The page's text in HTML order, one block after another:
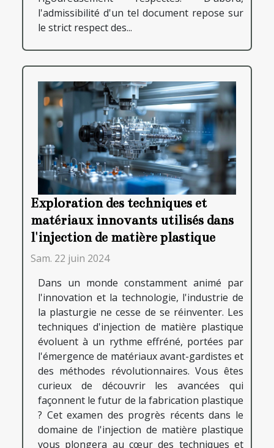
l'admissibilité d'un tel document repose sur
le strict respect des...
Exploration des techniques et
matériaux innovants utilisés dans
l'injection de matière plastique
Sam. 22 juin 2024
Dans un monde constamment animé par
l'innovation et la technologie, l'industrie de
la plasturgie ne cesse de se réinventer. Les
techniques d'injection de matière plastique
évoluent à un rythme effréné, portées par
l'émergence de matériaux avant-gardistes et
des méthodes révolutionnaires. Vous êtes
curieux de découvrir les avancées qui
façonnent le futur de la fabrication plastique
? Cet examen des progrès récents dans le
domaine de l'injection de matière plastique
vous plongera au cœur des techniques et